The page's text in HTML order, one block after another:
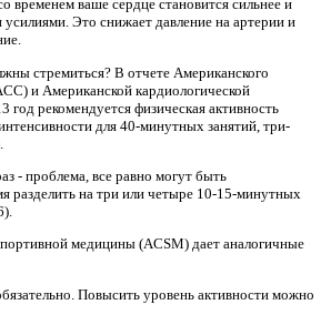
временем ваше сердце становится сильнее и
Это снижает давление на артерии и
стремиться? В отчете Американского
и Американской кардиологической
год рекомендуется физическая активность
для 40-минутных занятий, три-
- проблема, все равно могут быть
разделить на три или четыре 10-15-минутных
медицины (ACSM) дает аналогичные
Повысить уровень активности можно